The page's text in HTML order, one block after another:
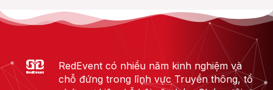
RedEvent có nhiều năm kinh nghiệm và
chỗ đứng trong lĩnh vực Truyền thông, tổ